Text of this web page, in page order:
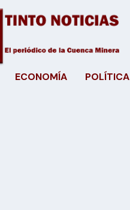
ECONOMÍA POLÍTICA